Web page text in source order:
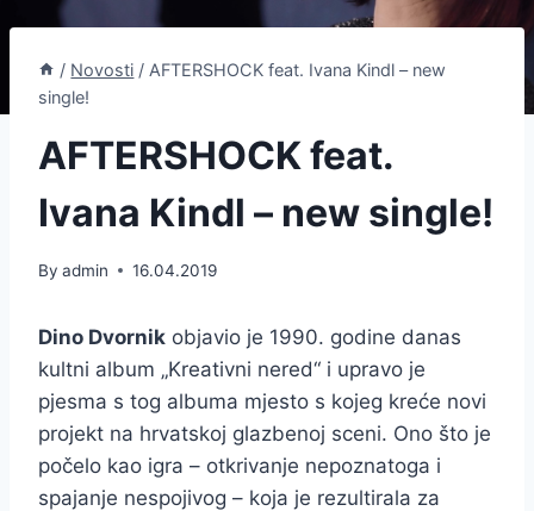
/ Novosti / AFTERSHOCK feat. Ivana Kindl – new
single!
AFTERSHOCK feat.
Ivana Kindl – new single!
By admin 16.04.2019
Dino Dvornik objavio je 1990. godine danas
kultni album „Kreativni nered“ i upravo je
pjesma s tog albuma mjesto s kojeg kreće novi
projekt na hrvatskoj glazbenoj sceni. Ono što je
počelo kao igra – otkrivanje nepoznatoga i
spajanje nespojivog – koja je rezultirala za